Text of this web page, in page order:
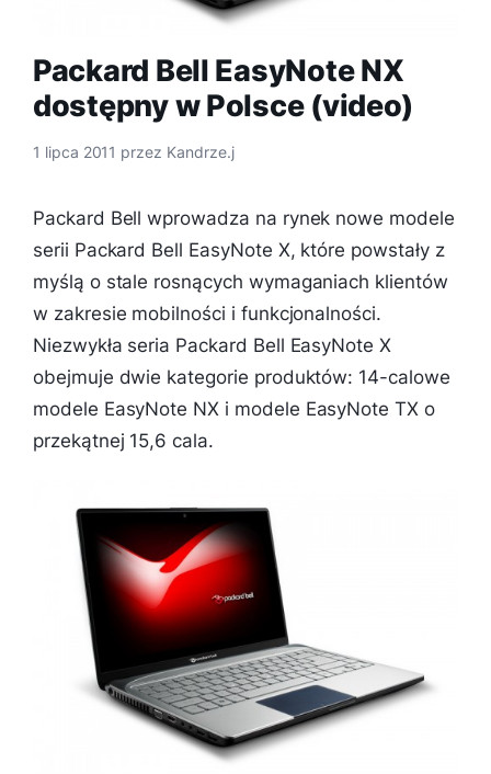
Packard Bell EasyNote NX
dostępny w Polsce (video)
1 lipca 2011 przez Kandrze.j
Packard Bell wprowadza na rynek nowe modele
serii Packard Bell EasyNote X, które powstały z
myślą o stale rosnących wymaganiach klientów
w zakresie mobilności i funkcjonalności.
Niezwykła seria Packard Bell EasyNote X
obejmuje dwie kategorie produktów: 14-calowe
modele EasyNote NX i modele EasyNote TX o
przekątnej 15,6 cala.